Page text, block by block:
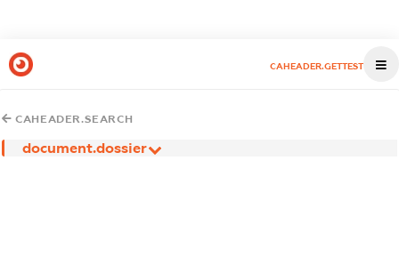
CAHEADER.GETTEST
CAHEADER.SEARCH
document.dossier